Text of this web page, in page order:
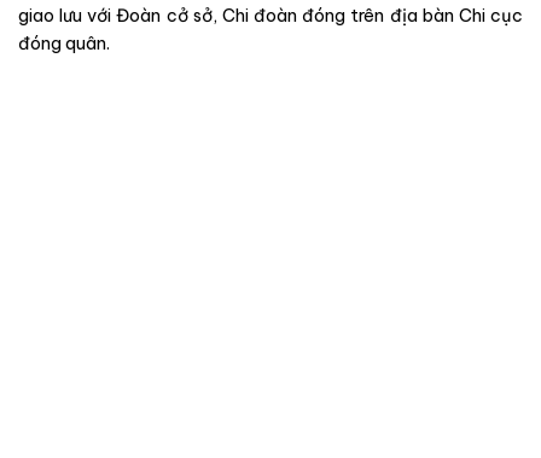
giao lưu với Đoàn cở sở, Chi đoàn đóng trên địa bàn Chi cục
đóng quân.